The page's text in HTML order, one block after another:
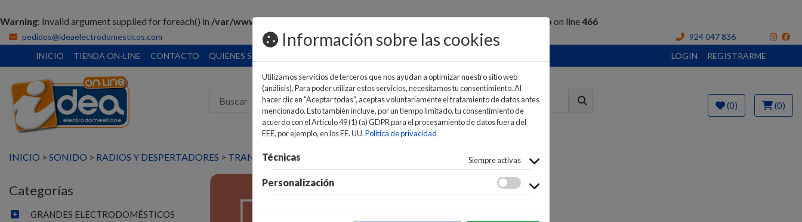
Warning: Invalid argument supplied for foreach() in /var/www/vhosts/ideaelectrodomesticos.com/httpdocs/entity/Articulo.php on line466
pedidos@ideaelectrodomesticos.com
924 047 836
INICIO
TIENDA ON-LINE CONTACTO QUIÉNES SOMOS LOGIN REGISTRARME
(0) (0)
INICIO > SONIDO > RADIOS Y DESPERTADORES > TRANSISTOR Y RADIOS
Categorías
GRANDES ELECTRODOMÉSTICOS
Información sobre las cookies
Utilizamos servicios de terceros que nos ayudan a optimizar nuestro sitio web
(análisis). Para poder utilizar estos servicios, necesitamos tu consentimiento. Al
hacer clic en "Aceptar todas", aceptas voluntariamente el tratamiento de datos antes
mencionado. Esto también incluye, por un tiempo limitado, tu consentimiento de
acuerdo con el Artículo 49 (1) (a) GDPR para el procesamiento de datos fuera del
EEE, por ejemplo, en los EE. UU.Política de privacidad
Técnicas Siempre activas
Personalización